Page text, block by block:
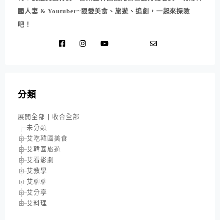
國人妻 & Youtuber~狠愛美食、旅遊、追劇，一起來探險
吧！
分類
展開全部
收合全部
未分類
艾吃韓國美食
艾韓國旅遊
艾看影劇
艾教學
艾聊聊
艾分享
艾料理